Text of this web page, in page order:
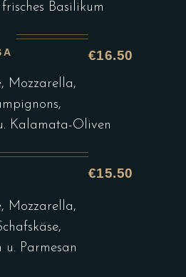
Basilikum
€16.50
Mozzarella,
Kalamata-Oliven
€15.50
Mozzarella,
u. Parmesan